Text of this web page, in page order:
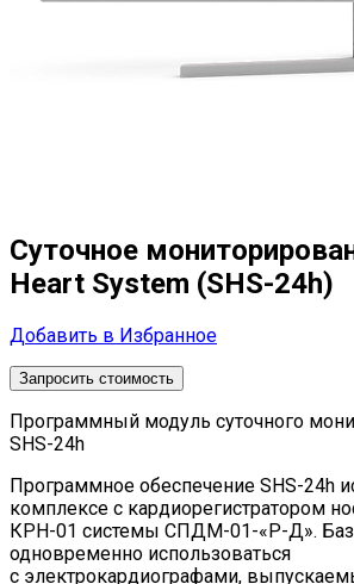
Суточное
Heart System (SHS-24h)
Добавить в Избранное
Запросить стоимость
Программный модуль суточного
SHS-24h
Программное обеспечение SHS-24h
комплексе с кардиорегистратором
КРН-01 системы СПДМ-01-«Р-Д».
одновременно использоваться
с электрокардиографами,